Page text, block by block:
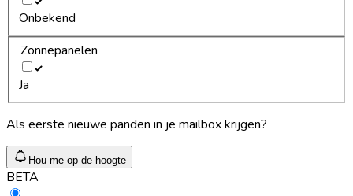
Onbekend
Zonnepanelen
Ja
Als eerste nieuwe panden in je mailbox krijgen?
Hou me op de hoogte
BETA